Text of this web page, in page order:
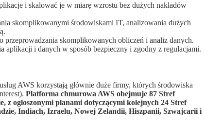
i skalować je w miarę wzrostu bez dużych nakładów
skomplikowanymi środowiskami IT, analizowania dużych
przeprowadzania skomplikowanych obliczeń i analiz danych.
aplikacji i danych w sposób bezpieczny i zgodny z regulacjami.
AWS korzystają głównie duże firmy, których środowiska
Platforma chmurowa AWS obejmuje 87 Stref
z ogłoszonymi planami dotyczącymi kolejnych 24 Stref
Indiach, Izraelu, Nowej Zelandii, Hiszpanii, Szwajcarii i